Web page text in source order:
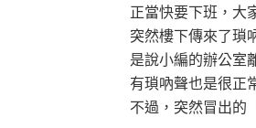
正當快要下班，大
突然樓下傳來了瑣
是說小編的辦公室
有瑣吶聲也是很正
不過，突然冒出的